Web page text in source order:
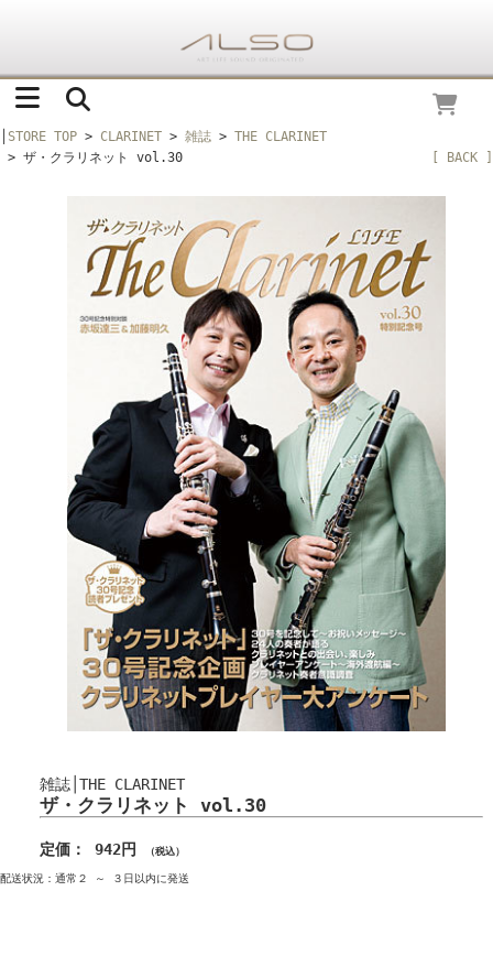
STORE TOP > CLARINET > 雑誌 > THE CLARINET
> ザ・クラリネット vol.30
[ BACK ]
雑誌│THE CLARINET
ザ・クラリネット vol.30
定価： 942円 （税込）
配送状況：通常２ ～ ３日以内に発送